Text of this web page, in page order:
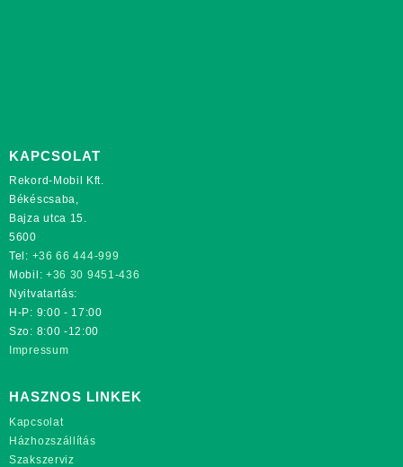
KAPCSOLAT
Rekord-Mobil Kft.
Békéscsaba,
Bajza utca 15.
5600
Tel: +36 66 444-999
Mobil: +36 30 9451-436
Nyitvatartás:
H-P: 9:00 - 17:00
Szo: 8:00 -12:00
Impressum
HASZNOS LINKEK
Kapcsolat
Házhozszállítás
Szakszerviz